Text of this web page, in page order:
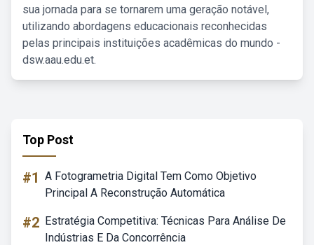
sua jornada para se tornarem uma geração notável,
utilizando abordagens educacionais reconhecidas
pelas principais instituições acadêmicas do mundo -
dsw.aau.edu.et.
Top Post
#1 A Fotogrametria Digital Tem Como Objetivo
Principal A Reconstrução Automática
#2 Estratégia Competitiva: Técnicas Para Análise De
Indústrias E Da Concorrência